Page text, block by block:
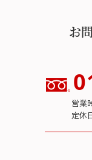
お
営業
定休